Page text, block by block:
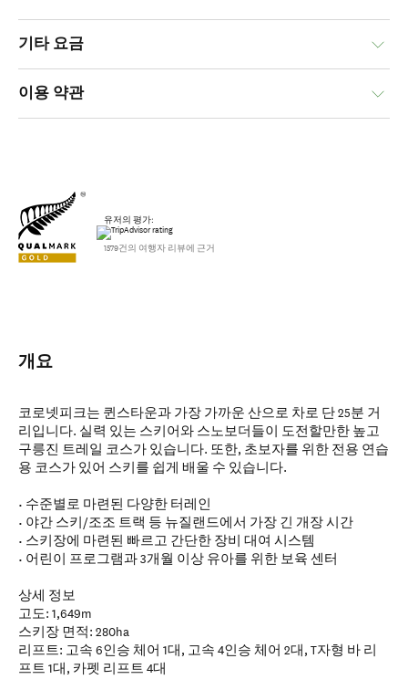
기타 요금
이용 약관
유저의 평가:
1579건의 여행자 리뷰에 근거
개요
코로넷피크는 퀸스타운과 가장 가까운 산으로 차로 단 25분 거
리입니다. 실력 있는 스키어와 스노보더들이 도전할만한 높고
구릉진 트레일 코스가 있습니다. 또한, 초보자를 위한 전용 연습
용 코스가 있어 스키를 쉽게 배울 수 있습니다.
• 수준별로 마련된 다양한 터레인
• 야간 스키/조조 트랙 등 뉴질랜드에서 가장 긴 개장 시간
• 스키장에 마련된 빠르고 간단한 장비 대여 시스템
• 어린이 프로그램과 3개월 이상 유아를 위한 보육 센터
상세 정보
고도: 1,649m
스키장 면적: 280ha
리프트: 고속 6인승 체어 1대, 고속 4인승 체어 2대, T자형 바 리
프트 1대, 카펫 리프트 4대